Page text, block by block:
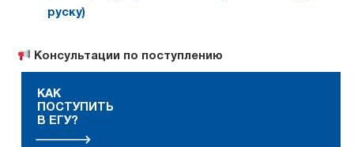
руску)
Консультации по поступлению
КАК
ПОСТУПИТЬ
В ЕГУ?